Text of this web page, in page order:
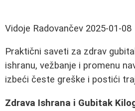
Vidoje Radovančev 2025-01-08
Praktični saveti za zdrav
ishranu, vežbanje i promenu
izbeći česte greške i postići
Zdrava Ishrana i Gubitak